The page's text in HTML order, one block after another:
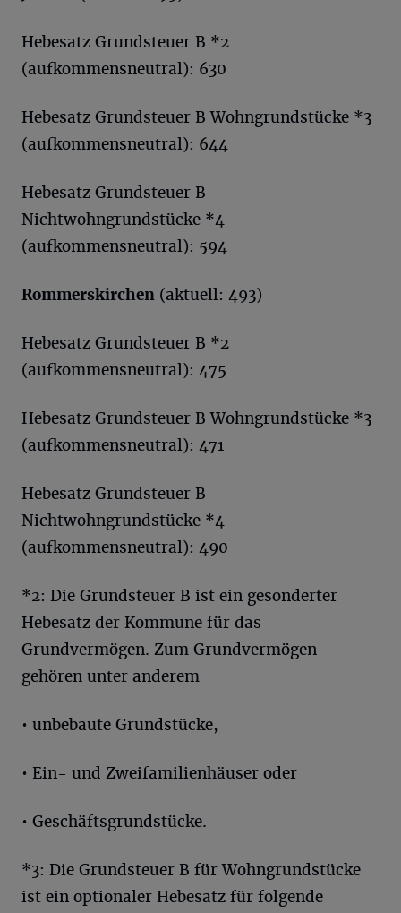
Hebesatz Grundsteuer B *2
(aufkommensneutral): 630
Hebesatz Grundsteuer B Wohngrundstücke *3
(aufkommensneutral): 644
Hebesatz Grundsteuer B
Nichtwohngrundstücke *4
(aufkommensneutral): 594
Rommerskirchen (aktuell: 493)
Hebesatz Grundsteuer B *2
(aufkommensneutral): 475
Hebesatz Grundsteuer B Wohngrundstücke *3
(aufkommensneutral): 471
Hebesatz Grundsteuer B
Nichtwohngrundstücke *4
(aufkommensneutral): 490
*2: Die Grundsteuer B ist ein gesonderter
Hebesatz der Kommune für das
Grundvermögen. Zum Grundvermögen
gehören unter anderem
• unbebaute Grundstücke,
• Ein- und Zweifamilienhäuser oder
• Geschäftsgrundstücke.
*3: Die Grundsteuer B für Wohngrundstücke
ist ein optionaler Hebesatz für folgende